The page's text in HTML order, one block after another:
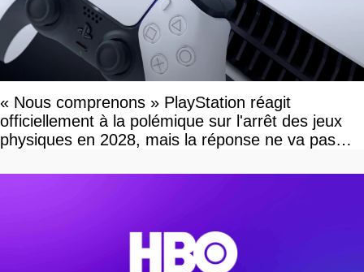
« Nous comprenons » PlayStation réagit
officiellement à la polémique sur l'arrêt des jeux
physiques en 2028, mais la réponse ne va pas